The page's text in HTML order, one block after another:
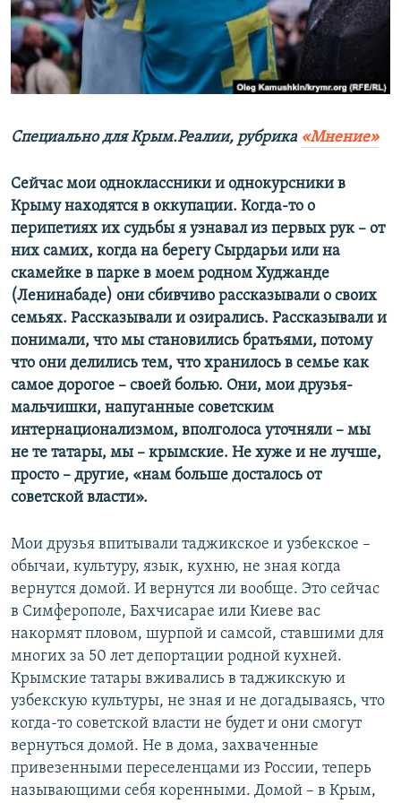
ПОБЕДИТЕЛЕЙ НЕ СУДЯТ?
КРЫМ.НЕПОКОРЕННЫЙ
ELIFBE
ПРИСОЕДИНЯЙТЕСЬ!
Все сайты RFE/RL
Специально для Крым.Реалии, рубрика «Мнение»
Сейчас мои одноклассники и однокурсники в
Крыму находятся в оккупации. Когда-то о
перипетиях их судьбы я узнавал из первых рук – от
них самих, когда на берегу Сырдарьи или на
скамейке в парке в моем родном Худжанде
(Ленинабаде) они сбивчиво рассказывали о своих
семьях. Рассказывали и озирались. Рассказывали и
понимали, что мы становились братьями, потому
что они делились тем, что хранилось в семье как
самое дорогое – своей болью. Они, мои друзья-
мальчишки, напуганные советским
интернационализмом, вполголоса уточняли – мы
не те татары, мы – крымские. Не хуже и не лучше,
просто – другие, «нам больше досталось от
советской власти».
Мои друзья впитывали таджикское и узбекское –
обычаи, культуру, язык, кухню, не зная когда
вернутся домой. И вернутся ли вообще. Это сейчас
в Симферополе, Бахчисарае или Киеве вас
накормят пловом, шурпой и самсой, ставшими для
многих за 50 лет депортации родной кухней.
Крымские татары вживались в таджикскую и
узбекскую культуры, не зная и не догадываясь, что
когда-то советской власти не будет и они смогут
вернуться домой. Не в дома, захваченные
привезенными переселенцами из России, теперь
называющими себя коренными. Домой – в Крым,